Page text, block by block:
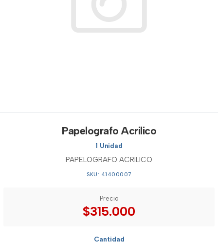
Papelografo Acrilico
1 Unidad
PAPELOGRAFO ACRILICO
SKU: 41400007
Precio
$315.000
Cantidad